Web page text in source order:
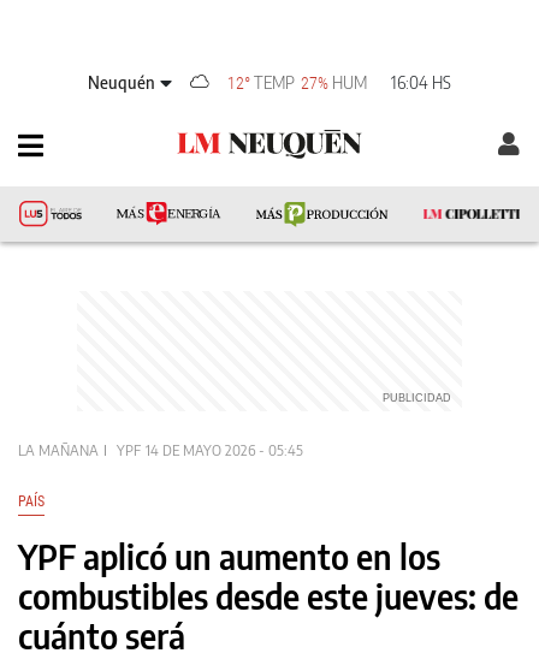
Neuquén 12°TEMP 27% HUM 16:04 HS
LA MAÑANA YPF 14 DE MAYO 2026 - 05:45
PAÍS
YPF aplicó un aumento en los
combustibles desde este jueves: de
cuánto será